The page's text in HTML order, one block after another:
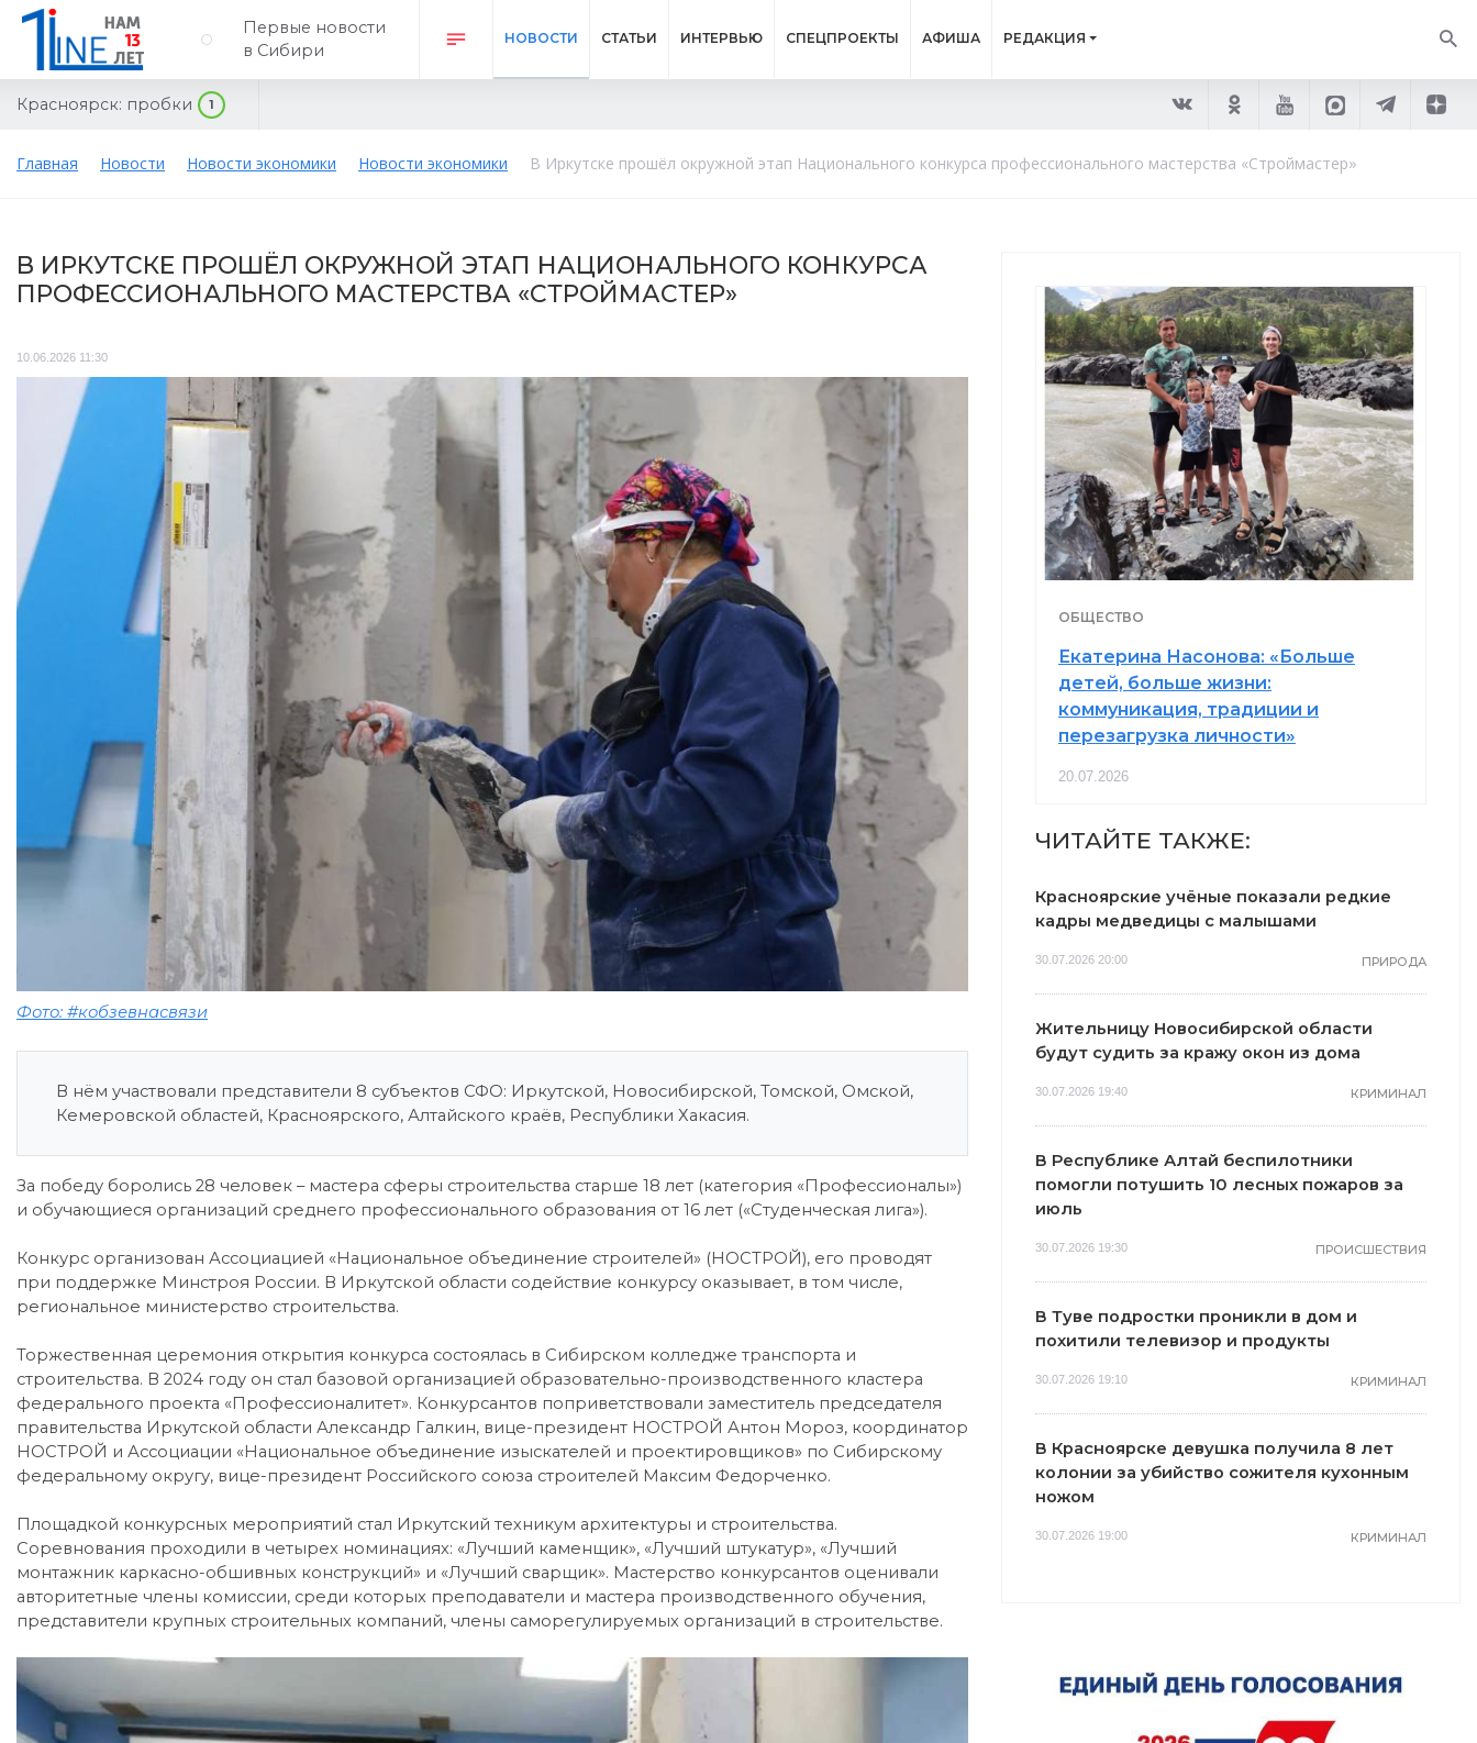
Первые новости
в Сибири
НОВОСТИ СТАТЬИ ИНТЕРВЬЮ СПЕЦПРОЕКТЫ АФИША РЕДАКЦИЯ
Красноярск: пробки 1
Главная Новости Новости экономики Новости экономики В Иркутске прошёл окружной этап Национального конкурса профессионального мастерства «Строймастер»
В ИРКУТСКЕ ПРОШЁЛ ОКРУЖНОЙ ЭТАП НАЦИОНАЛЬНОГО КОНКУРСА
ПРОФЕССИОНАЛЬНОГО МАСТЕРСТВА «СТРОЙМАСТЕР»
10.06.2026 11:30
Фото: #кобзевнасвязи
В нём участвовали представители 8 субъектов СФО: Иркутской, Новосибирской, Томской, Омской,
Кемеровской областей, Красноярского, Алтайского краёв, Республики Хакасия.
За победу боролись 28 человек – мастера сферы строительства старше 18 лет (категория «Профессионалы»)
и обучающиеся организаций среднего профессионального образования от 16 лет («Студенческая лига»).
Конкурс организован Ассоциацией «Национальное объединение строителей» (НОСТРОЙ), его проводят
при поддержке Минстроя России. В Иркутской области содействие конкурсу оказывает, в том числе,
региональное министерство строительства.
Торжественная церемония открытия конкурса состоялась в Сибирском колледже транспорта и
строительства. В 2024 году он стал базовой организацией образовательно-производственного кластера
федерального проекта «Профессионалитет». Конкурсантов поприветствовали заместитель председателя
правительства Иркутской области Александр Галкин, вице-президент НОСТРОЙ Антон Мороз, координатор
НОСТРОЙ и Ассоциации «Национальное объединение изыскателей и проектировщиков» по Сибирскому
федеральному округу, вице-президент Российского союза строителей Максим Федорченко.
Площадкой конкурсных мероприятий стал Иркутский техникум архитектуры и строительства.
Соревнования проходили в четырех номинациях: «Лучший каменщик», «Лучший штукатур», «Лучший
монтажник каркасно-обшивных конструкций» и «Лучший сварщик». Мастерство конкурсантов оценивали
авторитетные члены комиссии, среди которых преподаватели и мастера производственного обучения,
представители крупных строительных компаний, члены саморегулируемых организаций в строительстве.
ОБЩЕСТВО
Екатерина Насонова: «Больше
детей, больше жизни:
коммуникация, традиции и
перезагрузка личности»
20.07.2026
ЧИТАЙТЕ ТАКЖЕ:
Красноярские учёные показали редкие
кадры медведицы с малышами
30.07.2026 20:00 ПРИРОДА
Жительницу Новосибирской области
будут судить за кражу окон из дома
30.07.2026 19:40 КРИМИНАЛ
В Республике Алтай беспилотники
помогли потушить 10 лесных пожаров за
июль
30.07.2026 19:30 ПРОИСШЕСТВИЯ
В Туве подростки проникли в дом и
похитили телевизор и продукты
30.07.2026 19:10 КРИМИНАЛ
В Красноярске девушка получила 8 лет
колонии за убийство сожителя кухонным
ножом
30.07.2026 19:00 КРИМИНАЛ